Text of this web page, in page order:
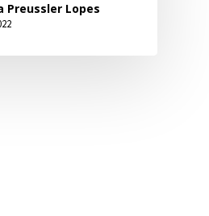
Preussler Lopes